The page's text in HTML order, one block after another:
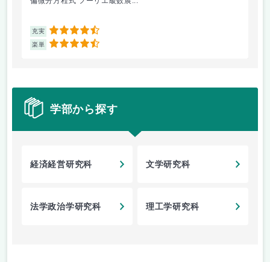
充実 4.5
楽単 4.5
学部から探す
経済経営研究科 文学研究科
法学政治学研究科 理工学研究科